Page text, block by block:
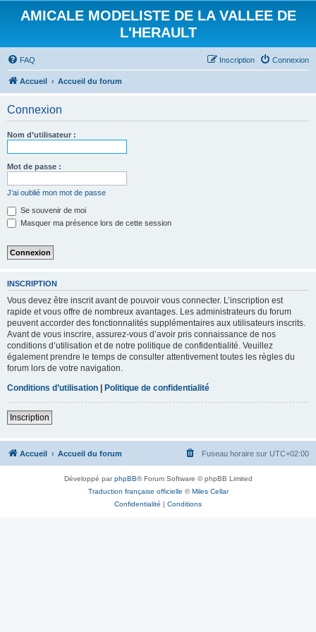
AMICALE MODELISTE DE LA VALLEE DE
L'HERAULT
FAQ Connexion
Inscription
Accueil Accueil du forum
Connexion
Nom d’utilisateur :
Mot de passe :
J’ai oublié mon mot de passe
Se souvenir de moi
Masquer ma présence lors de cette session
INSCRIPTION
Vous devez être inscrit avant de pouvoir vous connecter. L’inscription est
rapide et vous offre de nombreux avantages. Les administrateurs du forum
peuvent accorder des fonctionnalités supplémentaires aux utilisateurs inscrits.
Avant de vous inscrire, assurez-vous d’avoir pris connaissance de nos
conditions d’utilisation et de notre politique de confidentialité. Veuillez
également prendre le temps de consulter attentivement toutes les règles du
forum lors de votre navigation.
Conditions d’utilisation | Politique de confidentialité
Inscription
Accueil Accueil du forum Fuseau horaire sur UTC+02:00
Développé parphpBB® Forum Software © phpBB Limited
Traduction française officielle ©Miles Cellar
Confidentialité | Conditions